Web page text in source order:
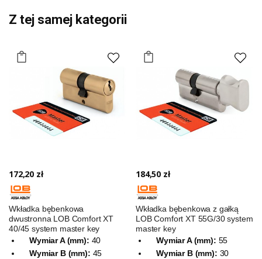
Z tej samej kategorii
172,20 zł
Wkładka bębenkowa
dwustronna LOB Comfort XT
40/45 system master key
Wymiar A (mm): 40
Wymiar B (mm): 45
184,50 zł
Wkładka bębenkowa z gałką
LOB Comfort XT 55G/30 system
master key
Wymiar A (mm): 55
Wymiar B (mm): 30